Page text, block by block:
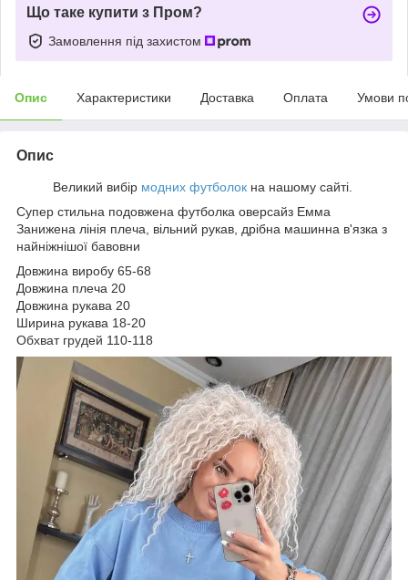
Що таке купити з Пром?
Замовлення під захистом
Опис Характеристики Доставка Оплата Умови
Опис
Великий вибір модних футболокна нашому сайті.
Супер стильна подовжена футболка оверсайз Емма
Занижена лінія плеча, вільний рукав, дрібна машинна в'язка з
найніжнішої бавовни
Довжина виробу 65-68
Довжина плеча 20
Довжина рукава 20
Ширина рукава 18-20
Обхват грудей 110-118